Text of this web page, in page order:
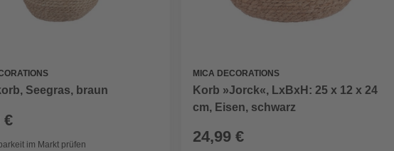
Seegras, braun
€
im Markt prüfen
MICA DECORATIONS
Korb »Jorck«, LxBxH: 25 x 12 x 24
cm, Eisen, schwarz
24,99 €